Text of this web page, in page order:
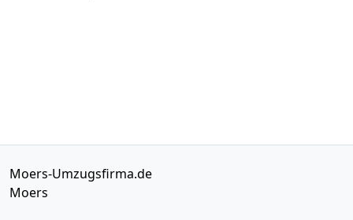
Moers-Umzugsfirma.de
Moers